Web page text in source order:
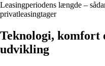
Leasingperiodens længde –
privatleasingtager
Teknologi, komfort
udvikling